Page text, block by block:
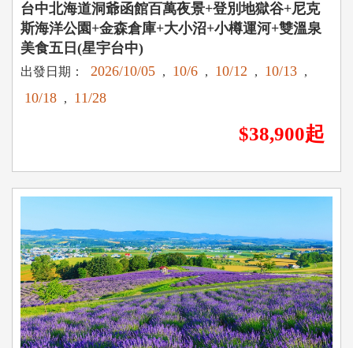
台中北海道洞爺函館百萬夜景+登別地獄谷+尼克
斯海洋公園+金森倉庫+大小沼+小樽運河+雙溫泉
美食五日(星宇台中)
出發日期： 2026/10/05 , 10/6 , 10/12 , 10/13 ,
10/18 , 11/28
$38,900起